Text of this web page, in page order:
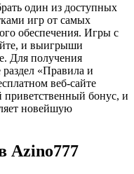
один из доступных
игр от самых
обеспечения. Игры с
и выигрыши
Для получения
«Правила и
веб-сайте
бонус, и
новейшую
Azino777